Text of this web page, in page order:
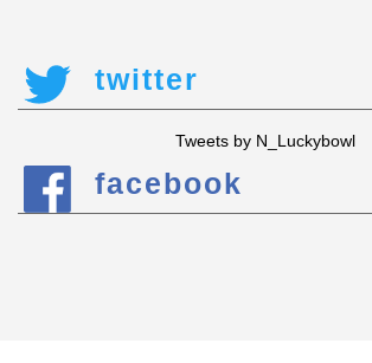
twitter
Tweets by N_Luckybowl
facebook